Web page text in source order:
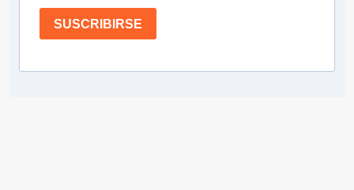
SUSCRIBIRSE